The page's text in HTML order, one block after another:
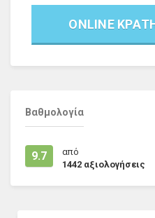
ONLINE
Βαθμολογία
9.7
από
1442 αξιολογήσεις